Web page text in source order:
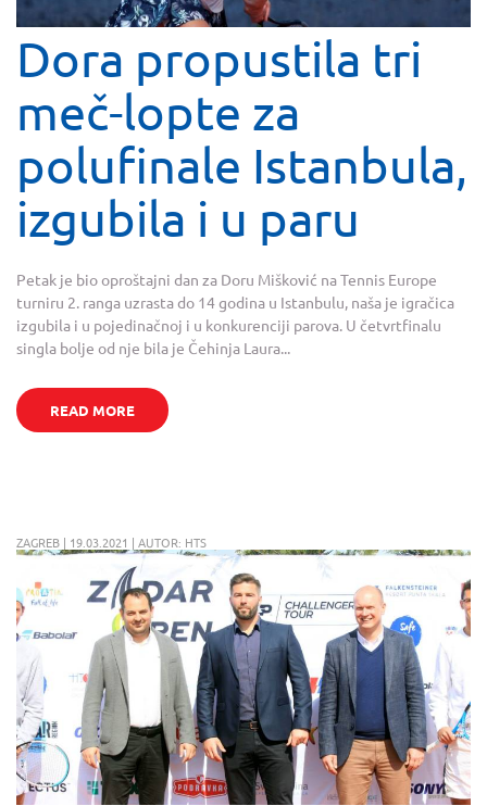
Dora propustila tri
meč-lopte za
polufinale Istanbula,
izgubila i u paru
Petak je bio oproštajni dan za Doru Mišković na Tennis Europe
turniru 2. ranga uzrasta do 14 godina u Istanbulu, naša je igračica
izgubila i u pojedinačnoj i u konkurenciji parova. U četvrtfinalu
singla bolje od nje bila je Čehinja Laura...
READ MORE
ZAGREB | 19.03.2021 | AUTOR: HTS